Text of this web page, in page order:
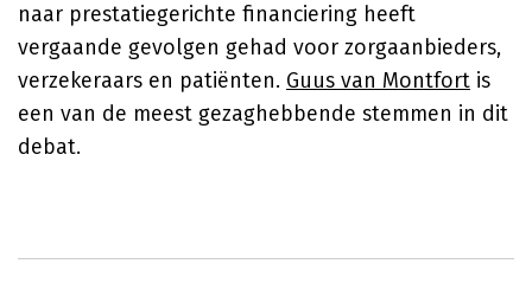
naar prestatiegerichte financiering heeft
vergaande gevolgen gehad voor zorgaanbieders,
verzekeraars en patiënten. Guus van Montfort is
een van de meest gezaghebbende stemmen in dit
debat.